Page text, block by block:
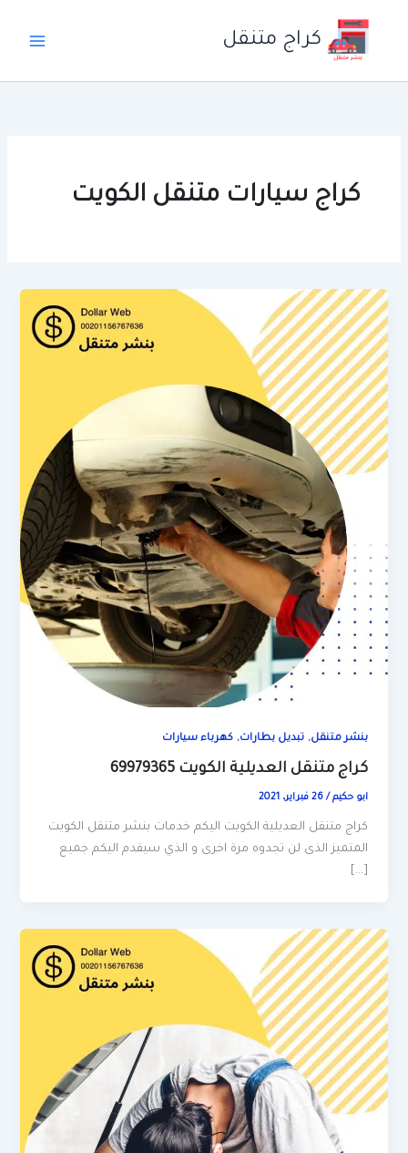
المحتوى
كراج متنقل
كراج سيارات متنقل الكويت
بنشر متنقل,تبديل بطارات,كهرباء سيارات
كراج متنقل العديلية الكويت 69979365
ابو حكيم/26 فبراير، 2021
كراج متنقل العديلية الكويت اليكم خدمات بنشر متنقل الكويت
المتميز الذى لن تجدوه مرة اخرى و الذي سيقدم اليكم جميع
[…]